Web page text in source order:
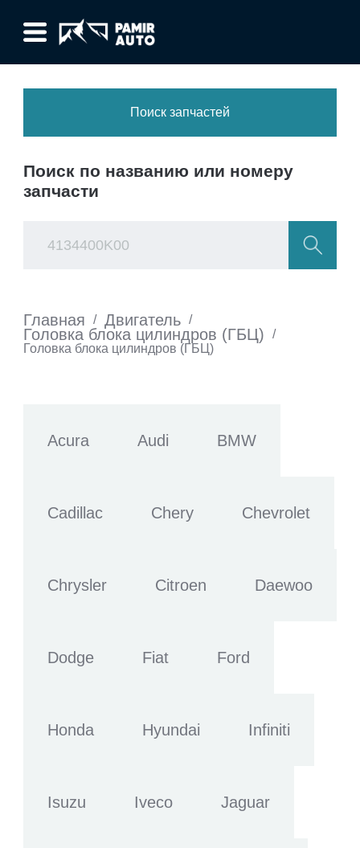
Поиск запчастей
Поиск по названию или номеру
запчасти
Главная / Двигатель /
Головка блока цилиндров (ГБЦ)
/
Головка блока цилиндров (ГБЦ)
Acura Audi BMW
Cadillac Chery Chevrolet
Chrysler Citroen Daewoo
Dodge Fiat Ford
Honda Hyundai Infiniti
Isuzu Iveco Jaguar